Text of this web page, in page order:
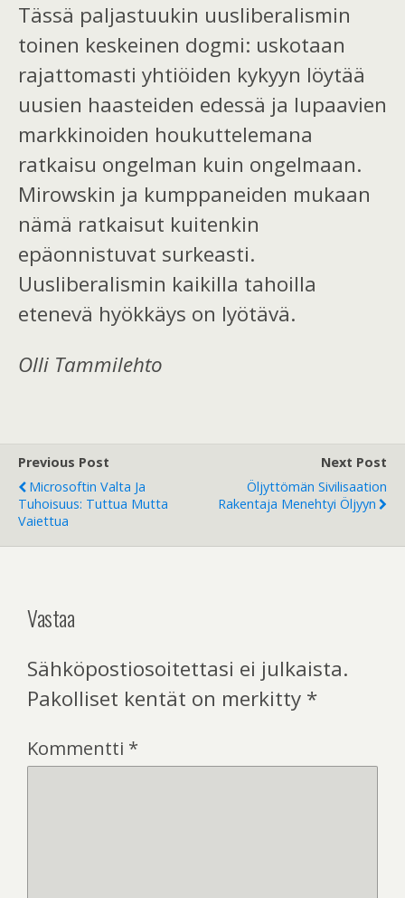
Tässä paljastuukin uusliberalismin
toinen keskeinen dogmi: uskotaan
rajattomasti yhtiöiden kykyyn löytää
uusien haasteiden edessä ja lupaavien
markkinoiden houkuttelemana
ratkaisu ongelman kuin ongelmaan.
Mirowskin ja kumppaneiden mukaan
nämä ratkaisut kuitenkin
epäonnistuvat surkeasti.
Uusliberalismin kaikilla tahoilla
etenevä hyökkäys on lyötävä.
Olli Tammilehto
Previous Post
Microsoftin Valta Ja
Tuhoisuus: Tuttua Mutta
Vaiettua
Next Post
Öljyttömän Sivilisaation
Rakentaja Menehtyi Öljyyn
Vastaa
Sähköpostiosoitettasi ei julkaista.
Pakolliset kentät on merkitty *
Kommentti *